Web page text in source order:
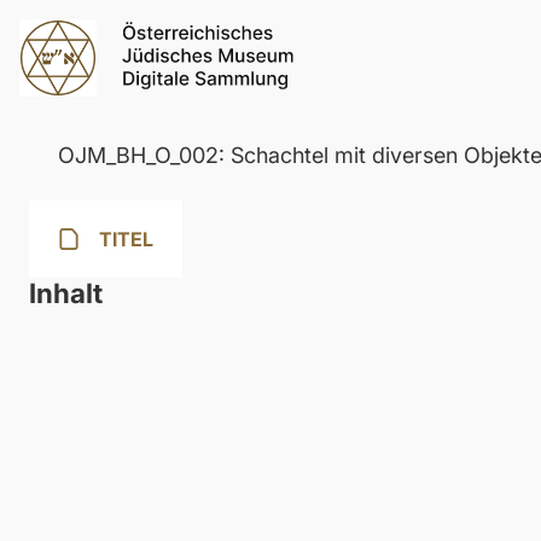
OJM_BH_O_002: Schachtel mit diversen
TITEL
Inhalt